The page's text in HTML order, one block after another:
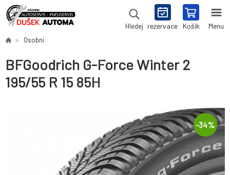
Hledej rezervace Košík Menu
Osobní
BFGoodrich G-Force Winter 2
195/55 R 15 85H
-34%